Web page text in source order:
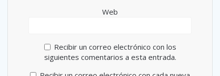
Web
Recibir un correo electrónico con los
siguientes comentarios a esta entrada.